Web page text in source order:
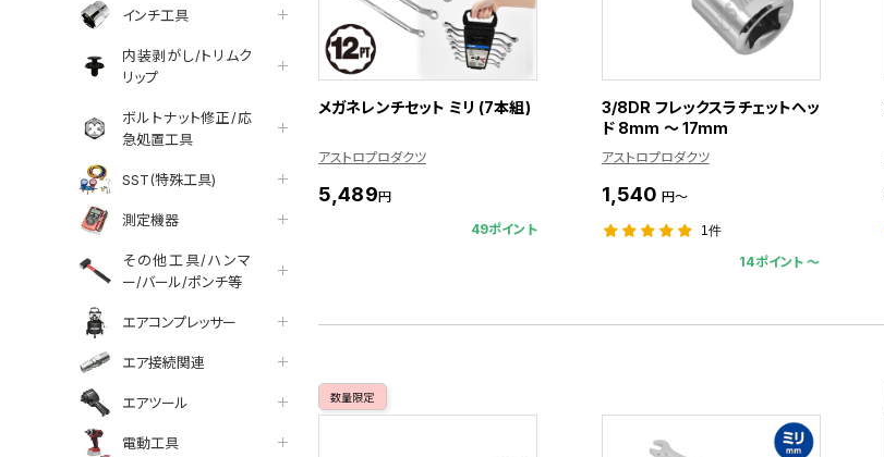
インチ工具
内装剥がし/トリムク
リップ
ボルトナット修正/応
急処置工具
SST(特殊工具)
測定機器
その他工具/ハンマ
ー/バール/ポンチ等
エアコンプレッサー
エア接続関連
エアツール
電動工具
メガネレンチセット ミリ (7本組)
アストロプロダクツ
5,489円
49ポイント
3/8DR フレックスラチェットヘッ
ド 8mm ～ 17mm
アストロプロダクツ
1,540 円～
1件
14ポイント 〜
数量限定